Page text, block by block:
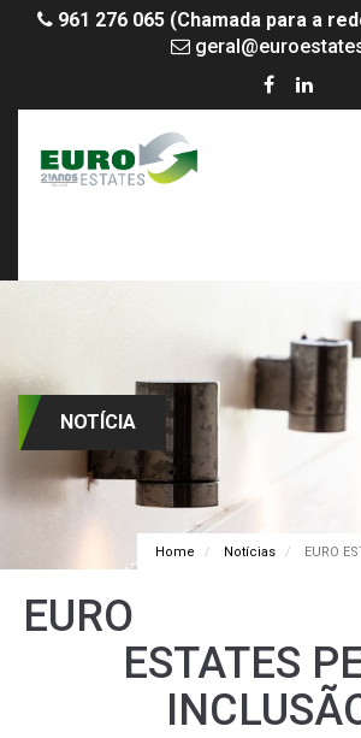
961 276 065 (Chamada para a
Home Notícias EURO
NOTÍCIA
EURO
ESTATES